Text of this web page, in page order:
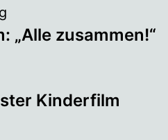
„Alle zusammen!“
Kinderfilm